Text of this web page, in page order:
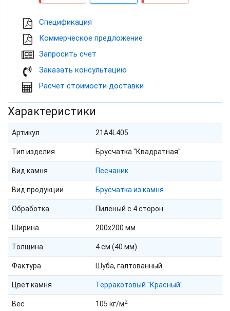
Cпецификация
Коммерческое предложение
Запросить счет
Заказать консультацию
Расчет стоимости доставки
Характеристики
Артикул 21A4L405
Тип изделия Брусчатка "Квадратная"
Вид камня Песчаник
Вид продукции Брусчатка из камня
Обработка Пиленый с 4 сторон
Ширина 200х200 мм
Толщина 4 см (40 мм)
Фактура Шуба, галтованный
Цвет камня Терракотовый "Красный"
Вес 105 кг/м2